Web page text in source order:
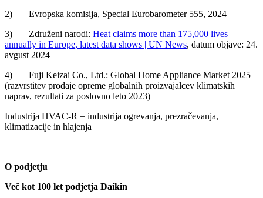
2) Evropska komisija, Special Eurobarometer 555, 2024
3) Združeni narodi: Heat claims more than 175,000 lives
annually in Europe, latest data shows | UN News, datum objave: 24.
avgust 2024
4) Fuji Keizai Co., Ltd.: Global Home Appliance Market 2025
(razvrstitev prodaje opreme globalnih proizvajalcev klimatskih
naprav, rezultati za poslovno leto 2023)
Industrija HVAC-R = industrija ogrevanja, prezračevanja,
klimatizacije in hlajenja
O podjetju
Več kot 100 let podjetja Daikin